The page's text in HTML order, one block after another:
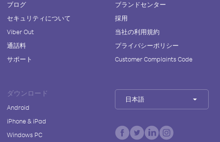
ブログ
セキュリティについて
Viber Out
通話料
サポート
ブランドセンター
採用
当社の利用規約
プライバシーポリシー
Customer Complaints Code
ダウンロード
Android
iPhone & iPad
Windows PC
日本語